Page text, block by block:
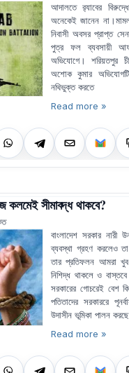
আদালতে র‍্যাবের
অনেকেই জানেন
নিবাসী অবসর প্রাপ্ত
পুত্র ফল ব্যবসায়ী
অভিযোগে। শরিয়তপুর
অশোক কুমার
নথিভুক্ত করতে
Read more »
কলমেই সীমাবদ্ধ থাকবে?
বাংলাদেশ সরকার
ব্যবস্থা গ্রহণ করলেও
তার প্রতিফলন আমরা
নিশিদ্ধ থাকলে ও
সরকারের গোচরেই বেশ
পতিতাদের সরকাররে
উদাসীন ভূমিকা পালন
Read more »